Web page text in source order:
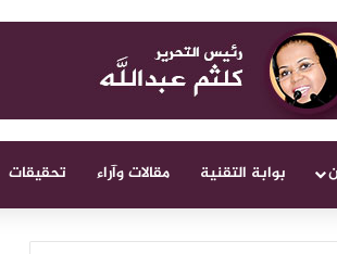
بوابة التقنية مقالات وآراء تحقيقات